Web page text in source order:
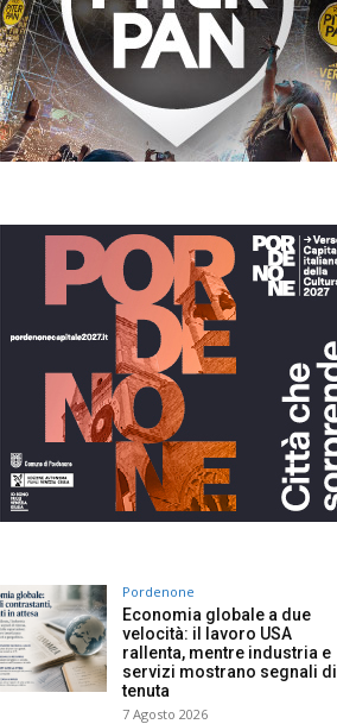
Pordenone
Economia globale a due
velocità: il lavoro USA
rallenta, mentre industria e
servizi mostrano segnali di
tenuta
7 Agosto 2026